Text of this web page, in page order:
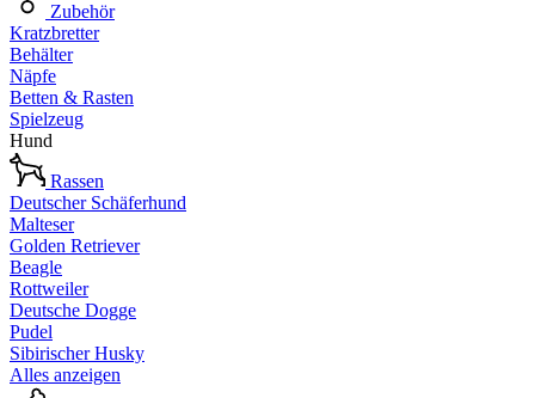
Zubehör
Kratzbretter
Behälter
Näpfe
Betten & Rasten
Spielzeug
Hund
Rassen
Deutscher Schäferhund
Malteser
Golden Retriever
Beagle
Rottweiler
Deutsche Dogge
Pudel
Sibirischer Husky
Alles anzeigen